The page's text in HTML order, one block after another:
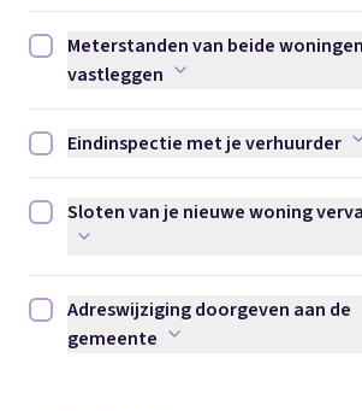
Meterstanden van beide woningen
Meterstanden van beide woningen
vastleggen
Eindinspectie met je verhuurder afvinken
Eindinspectie met je verhuurder
Sloten van je nieuwe woning vervangen
Sloten van je nieuwe woning
Adreswijziging doorgeven aan de
Adreswijziging doorgeven aan de
gemeente